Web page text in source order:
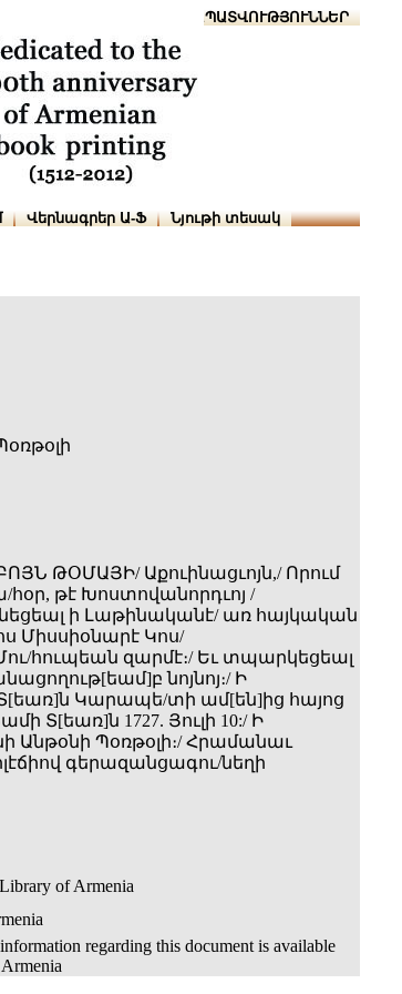
ՆԱԽԱՊԱՏՎՈՒԹՅՈՒՆՆԵՐ
Վերնագրեր Ա-Ֆ Նյութի տեսակ
ԹՕՄԱՅԻ/ Աքուինացւոյն,/ Որում
թէ Խոստովանորդւոյ /
ի Լաթինականէ/ առ հայկական
Միսսիօնարէ Կոս­/
հուպեան զարմէ։/ Եւ տպարկեցեալ
նոյնոյ։/ Ի
Կարապե­/տի ամ[են]ից հայոց
Տ[եառ]ն 1727. Յուլի 10:/ Ի
Անթօնի Պօռթօլի։/ Հրամանաւ
գերազանցագու/նեղի
of Armenia
regarding this document is available